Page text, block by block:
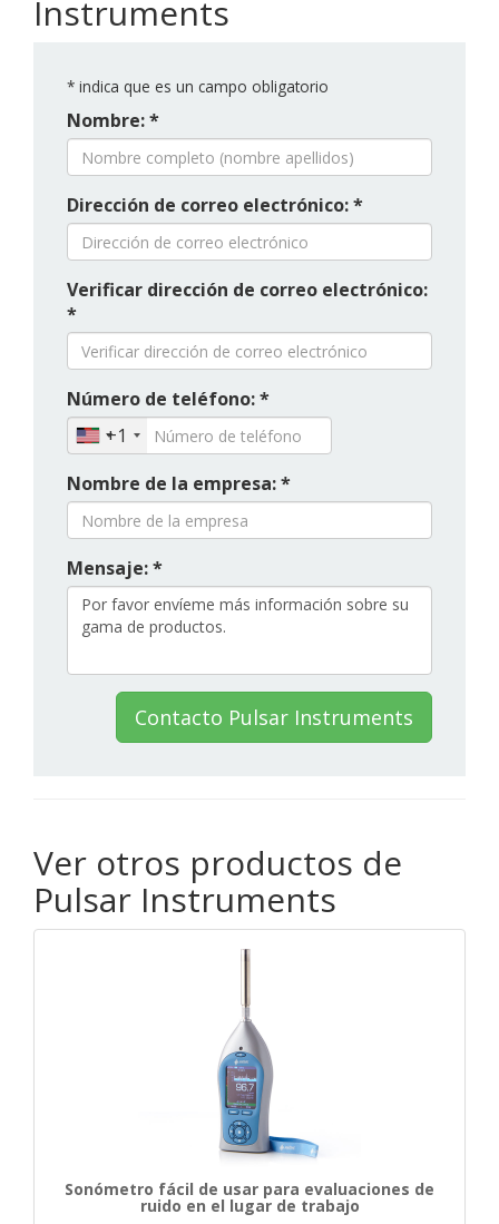
Instruments
* indica que es un campo obligatorio
Nombre: *
Dirección de correo electrónico: *
Verificar dirección de correo electrónico:
*
Número de teléfono: *
+1
Nombre de la empresa: *
Mensaje: *
Contacto Pulsar Instruments
Ver otros productos de
Pulsar Instruments
Sonómetro fácil de usar para evaluaciones de
ruido en el lugar de trabajo